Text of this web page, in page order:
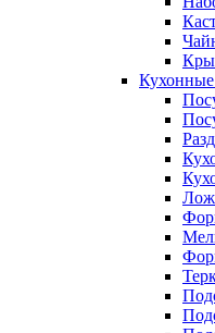
Кухонные